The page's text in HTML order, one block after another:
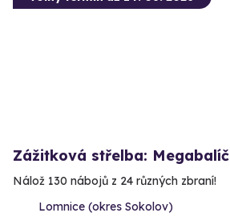
Zážitková střelba:
Nálož 130 nábojů z 24 různých zbraní!
Lomnice (okres Sokolov)